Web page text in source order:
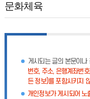
체문화체육
게시되는 글의 본문이나
번호, 주소, 은행계좌번
든 정보)를 포함시키지
개인정보가 게시되어